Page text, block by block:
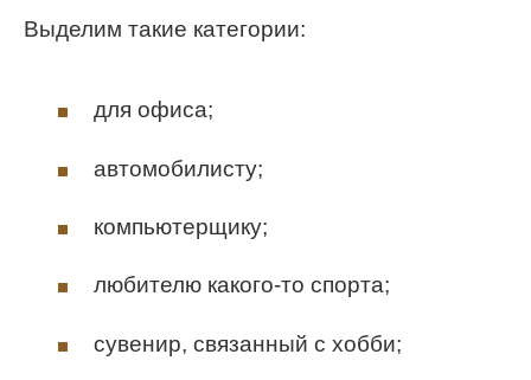
Выделим такие категории:
для офиса;
автомобилисту;
компьютерщику;
любителю какого-то спорта;
сувенир, связанный с хобби;